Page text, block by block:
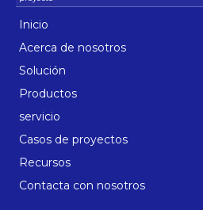
Inicio
Acerca de nosotros
Solución
Productos
servicio
Casos de proyectos
Recursos
Contacta con nosotros